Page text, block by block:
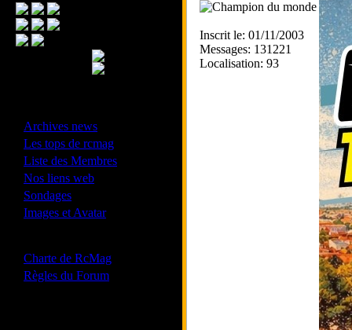
Archives news
Les tops de rcmag
Liste des Membres
Nos liens web
Sondages
Images et Avatar
Charte de RcMag
Règles du Forum
Inscrit le: 01/11/2003
Messages: 131221
Localisation: 93